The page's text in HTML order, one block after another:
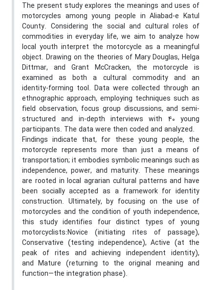
The present study explores the meanings and uses of
motorcycles among young people in Aliabad-e Katul
County. Considering the social and cultural roles of
commodities in everyday life, we aim to analyze how
local youth interpret the motorcycle as a meaningful
object. Drawing on the theories of Mary Douglas, Helga
Dittmar, and Grant McCracken, the motorcycle is
examined as both a cultural commodity and an
identity-forming tool. Data were collected through an
ethnographic approach, employing techniques such as
field observation, focus group discussions, and semi-
structured and in-depth interviews with 40 young
participants. The data were then coded and analyzed.
Findings indicate that, for these young people, the
motorcycle represents more than just a means of
transportation; it embodies symbolic meanings such as
independence, power, and maturity. These meanings
are rooted in local agrarian cultural patterns and have
been socially accepted as a framework for identity
construction. Ultimately, by focusing on the use of
motorcycles and the condition of youth independence,
this study identifies four distinct types of young
motorcyclists:Novice (initiating rites of passage),
Conservative (testing independence), Active (at the
peak of rites and achieving independent identity),
and Mature (returning to the original meaning and
function—the integration phase).